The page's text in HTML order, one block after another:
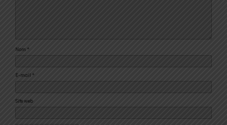
Nom *
E-mail *
Site web